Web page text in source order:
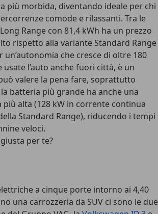
più morbida, diventando ideale per chi
comode e rilassanti. Tra le
Range con 81,4 kWh ha un prezzo
rispetto alla variante Standard Range
un’autonomia che cresce di oltre 180
usate l’auto anche fuori città, è un
valere la pena fare, soprattutto
batteria più grande ha anche una
più alta (128 kW in corrente continua
Standard Range), riducendo i tempi
veloci.
per te?
a cinque porte intorno ai 4,40
una carrozzeria da SUV ci sono le due